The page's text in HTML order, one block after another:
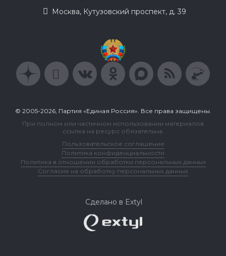
Москва, Кутузовский проспект, д. 39
© 2005-2026, Партия «Единая Россия». Все права защищены.
При полном или частичном использовании материалов
ссылка на ресурс обязательна.
Пользовательское соглашение
Политика конфиденциальности
Политика в отношении обработки персональных данных
Согласие на обработку персональных данных
Сделано в Extyl